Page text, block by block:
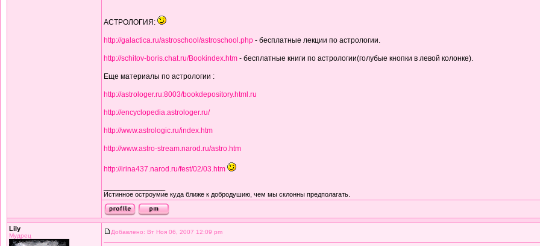
АСТРОЛОГИЯ:
http://galactica.ru/astroschool/astroschool.php - бесплатные лекции по астрологии.
http://schitov-boris.chat.ru/Bookindex.htm - бесплатные книги по астрологии(голубые кнопки в левой колонке).
Еще материалы по астрологии :
http://astrologer.ru:8003/bookdepository.html.ru
http://encyclopedia.astrologer.ru/
http://www.astrologic.ru/index.htm
http://www.astro-stream.narod.ru/astro.htm
http://irina437.narod.ru/fest/02/03.htm
Истинное остроумие куда ближе к добродушию, чем мы склонны предполагать.
Lily
Мудрец
Добавлено: Вт Ноя 06, 2007 12:09 pm